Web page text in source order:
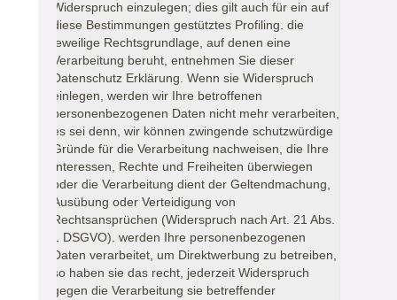
Widerspruch einzulegen; dies gilt auch für ein auf
diese Bestimmungen gestütztes Profiling. die
jeweilige Rechtsgrundlage, auf denen eine
Verarbeitung beruht, entnehmen Sie dieser
Datenschutz Erklärung. Wenn sie Widerspruch
einlegen, werden wir Ihre betroffenen
personenbezogenen Daten nicht mehr verarbeiten,
es sei denn, wir können zwingende schutzwürdige
Gründe für die Verarbeitung nachweisen, die Ihre
Interessen, Rechte und Freiheiten überwiegen
oder die Verarbeitung dient der Geltendmachung,
Ausübung oder Verteidigung von
Rechtsansprüchen (Widerspruch nach Art. 21 Abs.
1 DSGVO). werden Ihre personenbezogenen
Daten verarbeitet, um Direktwerbung zu betreiben,
so haben sie das recht, jederzeit Widerspruch
gegen die Verarbeitung sie betreffender